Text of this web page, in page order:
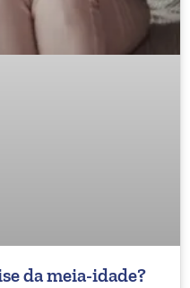
da meia-idade?